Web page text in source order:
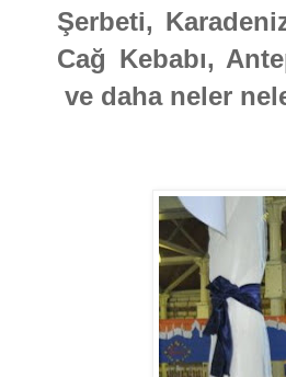
Şerbeti,
Cağ Kebabı,
ve daha neler